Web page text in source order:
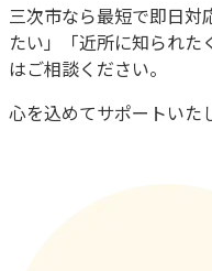
三次市なら最短で即日対
たい」「近所に知られた
はご相談ください。
心を込めてサポートいた